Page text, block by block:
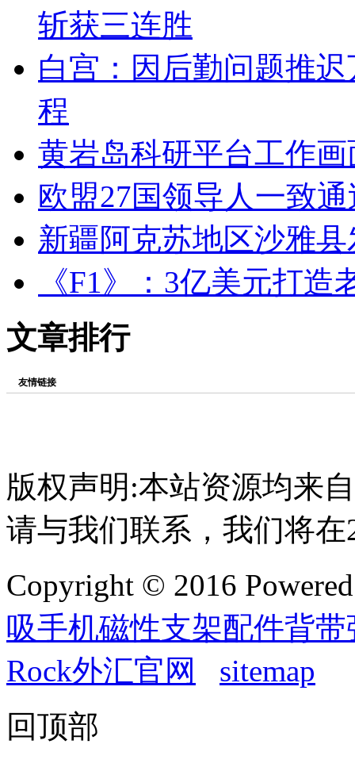
斩获三连胜
白宫：因后勤问题推
程
黄岩岛科研平台工作
欧盟27国领导人一致
新疆阿克苏地区沙雅
《F1》：3亿美元打造
文章排行
友情链接
版权声明:本站资源均来
请与我们联系，我们将
Copyright © 2016
吸手机磁性支架配件背
Rock外汇官网
sitemap
回顶部